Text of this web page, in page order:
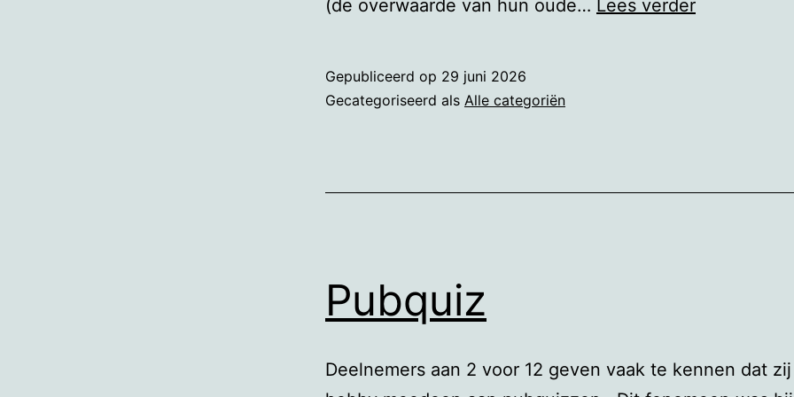
(de overwaarde van hun oude… Lees verderOntspullen
Gepubliceerd op 29 juni 2026
Gecategoriseerd als Alle categoriën
Pubquiz
Deelnemers aan 2 voor 12 geven vaak te kennen dat